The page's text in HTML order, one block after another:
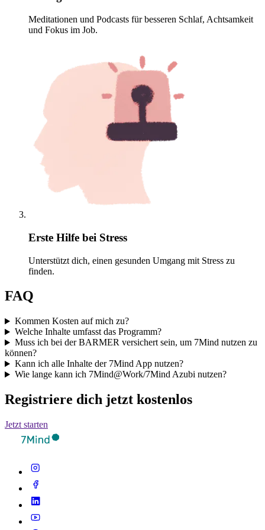
Meditationen und Podcasts für besseren Schlaf, Achtsamkeit
und Fokus im Job.
Erste Hilfe bei Stress
Unterstützt dich, einen gesunden Umgang mit Stress zu
finden.
FAQ
Kommen Kosten auf mich zu?
Welche Inhalte umfasst das Programm?
Muss ich bei der BARMER versichert sein, um 7Mind nutzen zu
können?
Kann ich alle Inhalte der 7Mind App nutzen?
Wie lange kann ich 7Mind@Work/7Mind Azubi nutzen?
Registriere dich jetzt kostenlos
Jetzt starten